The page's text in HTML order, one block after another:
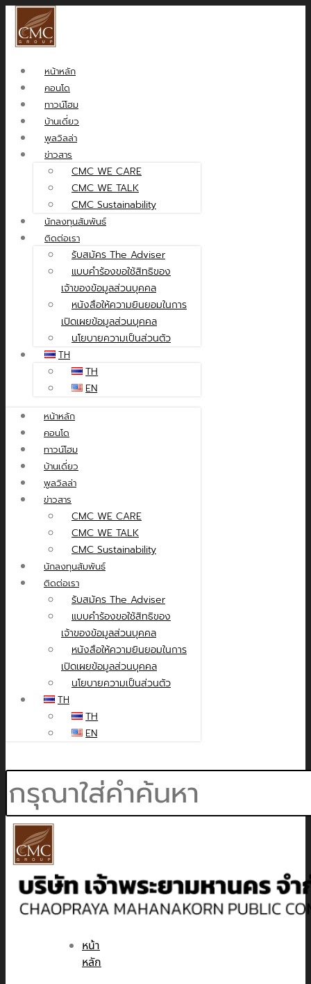
หน้าหลัก
คอนโด
ทาวน์โฮม
บ้านเดี่ยว
พูลวิลล่า
ข่าวสาร
CMC WE CARE
CMC WE TALK
CMC Sustainability
นักลงทุนสัมพันธ์
ติดต่อเรา
รับสมัคร The Adviser
แบบคำร้องขอใช้สิทธิของ
เจ้าของข้อมูลส่วนบุคคล
หนังสือให้ความยินยอมในการ
เปิดเผยข้อมูลส่วนบุคคล
นโยบายความเป็นส่วนตัว
TH
TH
EN
หน้าหลัก
คอนโด
ทาวน์โฮม
บ้านเดี่ยว
พูลวิลล่า
ข่าวสาร
CMC WE CARE
CMC WE TALK
CMC Sustainability
นักลงทุนสัมพันธ์
ติดต่อเรา
รับสมัคร The Adviser
แบบคำร้องขอใช้สิทธิของ
เจ้าของข้อมูลส่วนบุคคล
หนังสือให้ความยินยอมในการ
เปิดเผยข้อมูลส่วนบุคคล
นโยบายความเป็นส่วนตัว
TH
TH
EN
หน้า
หลัก